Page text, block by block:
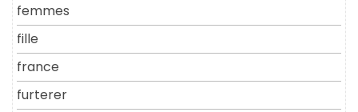
femmes
fille
france
furterer